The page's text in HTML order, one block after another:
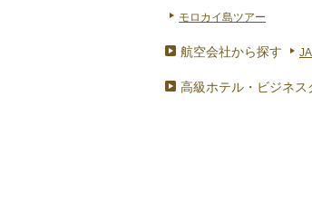
モロカイ島ツアー
航空会社から探す
高級ホテル・ビジネ